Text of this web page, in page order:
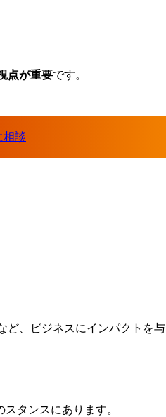
点が重要です。
ど、ビジネスにインパクトを
タンスにあります。